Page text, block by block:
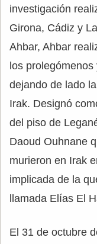
investigación
Girona, Cádiz y
Ahbar, Ahbar
los
dejando de lado
Irak. Designó
del piso de
Daoud Ouhnane
murieron en Irak
implicada de la
llamada Elías El
El 31 de octubre